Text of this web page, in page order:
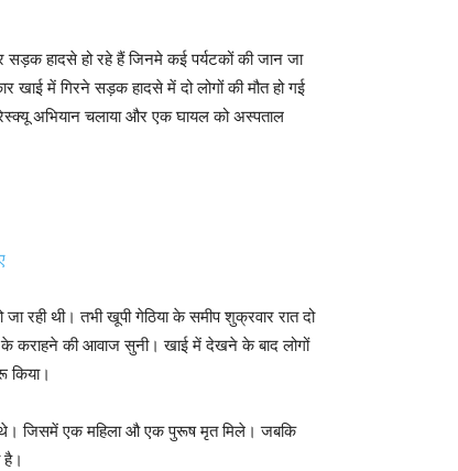
सड़क हादसे हो रहे हैं जिनमे कई पर्यटकों की जान जा
खाई में गिरने सड़क हादसे में दो लोगों की मौत हो गई
अभियान चलाया और एक घायल को अस्पताल
रही थी। तभी खूपी गेठिया के समीप शुक्रवार रात दो
के कराहने की आवाज सुनी। खाई में देखने के बाद लोगों
किया।
थे। जिसमें एक महिला औ एक पुरूष मृत मिले। जबकि